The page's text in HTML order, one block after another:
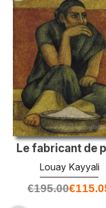
Le fabricant de
Louay Kayyali
€195.00€